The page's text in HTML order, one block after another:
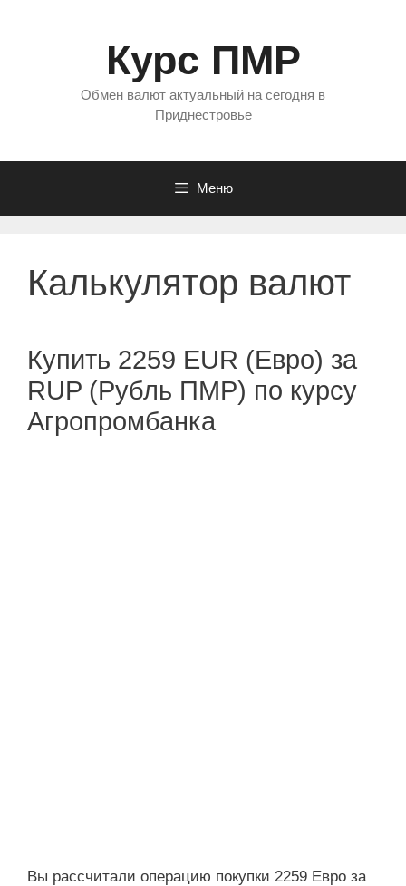
Курс ПМР
Обмен валют актуальный на сегодня в
Приднестровье
Меню
Калькулятор валют
Купить 2259 EUR (Евро) за
RUP (Рубль ПМР) по курсу
Агропромбанка
Вы рассчитали операцию покупки 2259 Евро за